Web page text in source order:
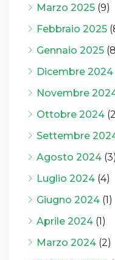
Marzo 2025 (9)
Febbraio 2025
Gennaio 2025
Dicembre 2024
Novembre
Ottobre 2024
Settembre
Agosto 2024 (3)
Luglio 2024 (4)
Giugno 2024 (1)
Aprile 2024 (1)
Marzo 2024 (2)